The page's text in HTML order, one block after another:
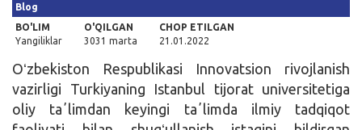
Blog
BO'LIM
Yangiliklar
O'QILGAN
3031 marta
CHOP ETILGAN
21.01.2022
Oʻzbekiston Respublikasi Innovatsion rivojlanish
vazirligi Turkiyaning Istanbul tijorat universitetiga
oliy taʼlimdan keyingi taʼlimda ilmiy tadqiqot